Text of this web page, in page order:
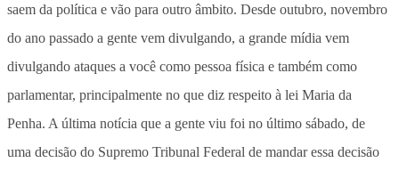
saem da política e vão para outro âmbito. Desde outubro, novembro
do ano passado a gente vem divulgando, a grande mídia vem
divulgando ataques a você como pessoa física e também como
parlamentar, principalmente no que diz respeito à lei Maria da
Penha. A última notícia que a gente viu foi no último sábado, de
uma decisão do Supremo Tribunal Federal de mandar essa decisão